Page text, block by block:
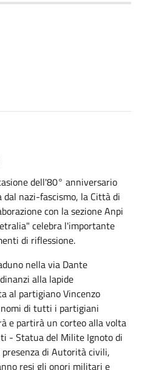
dell'80° anniversario
nazi-fascismo, la Città di
con la sezione Anpi
celebra l'importante
di riflessione.
nella via Dante
alla lapide
al partigiano Vincenzo
di tutti i partigiani
e partirà un corteo alla volta
- Statua del Milite Ignoto di
di Autorità civili,
resi gli onori militari e